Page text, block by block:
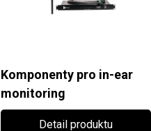
Komponenty pro in-ear
monitoring
Detail produktu